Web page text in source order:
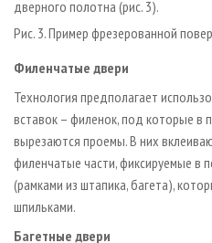
дверного полотна (рис. 3).
Рис. 3. Пример фрезерованной
Филенчатые двери
Технология предполагает
вставок – филенок, под которые в
вырезаются проемы. В них
филенчатые части, фиксируемые в
(рамками из штапика, багета),
шпильками.
Багетные двери